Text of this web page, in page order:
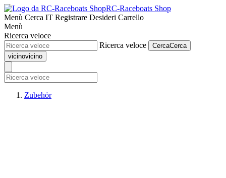
RC-Raceboats Shop
Menù Cerca IT Registrare Desideri Carrello
Menù
Ricerca veloce
Ricerca veloce
CercaCerca
vicinovicino
Zubehör